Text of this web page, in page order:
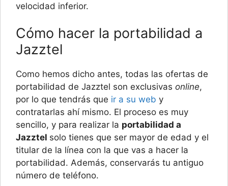
velocidad inferior.
Cómo hacer la portabilidad a
Jazztel
Como hemos dicho antes, todas las ofertas de
portabilidad de Jazztel son exclusivas online,
por lo que tendrás que ir a su web y
contratarlas ahí mismo. El proceso es muy
sencillo, y para realizar la portabilidad a
Jazztel solo tienes que ser mayor de edad y el
titular de la línea con la que vas a hacer la
portabilidad. Además, conservarás tu antiguo
número de teléfono.